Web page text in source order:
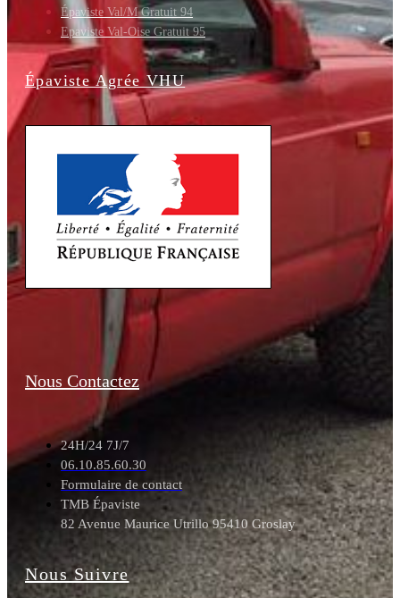
Épaviste Val/M Gratuit 94
Epaviste Val-Oise Gratuit 95
Épaviste Agrée VHU
Nous Contactez
24H/24 7J/7
06.10.85.60.30
Formulaire de contact
TMB Épaviste
82 Avenue Maurice Utrillo 95410 Groslay
Nous Suivre